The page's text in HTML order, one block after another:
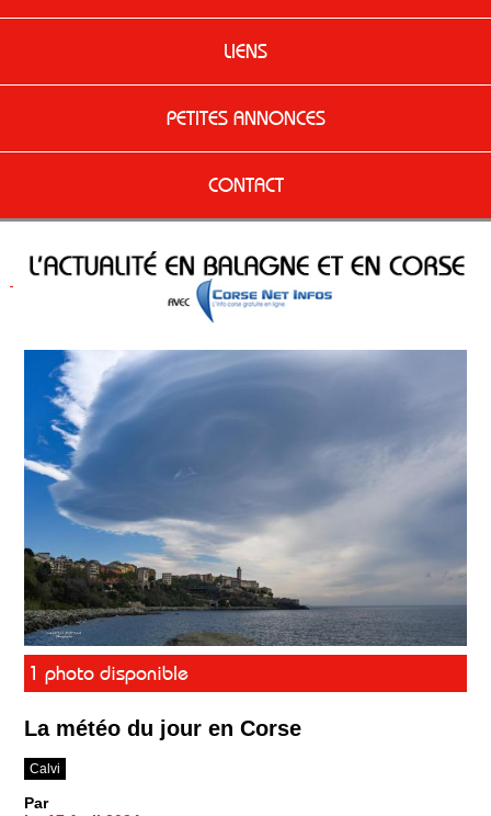
LIENS
PETITES ANNONCES
CONTACT
1 photo disponible
La météo du jour en Corse
Calvi
Par